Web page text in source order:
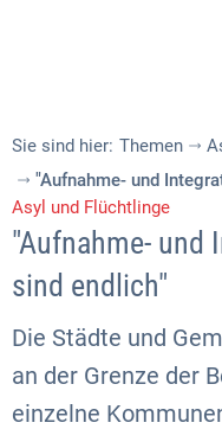
Sie sind hier: Themen
"Aufnahme- und
Asyl und Flüchtlinge
"Aufnahme- und
sind endlich"
Die Städte und
an der Grenze der
einzelne